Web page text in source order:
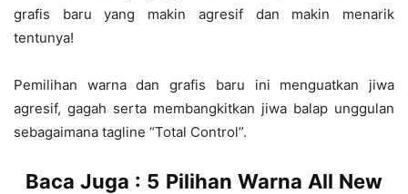
grafis baru yang makin agresif dan makin menarik
tentunya!
Pemilihan warna dan grafis baru ini menguatkan jiwa
agresif, gagah serta membangkitkan jiwa balap unggulan
sebagaimana tagline “Total Control”.
Baca Juga : 5 Pilihan Warna All New